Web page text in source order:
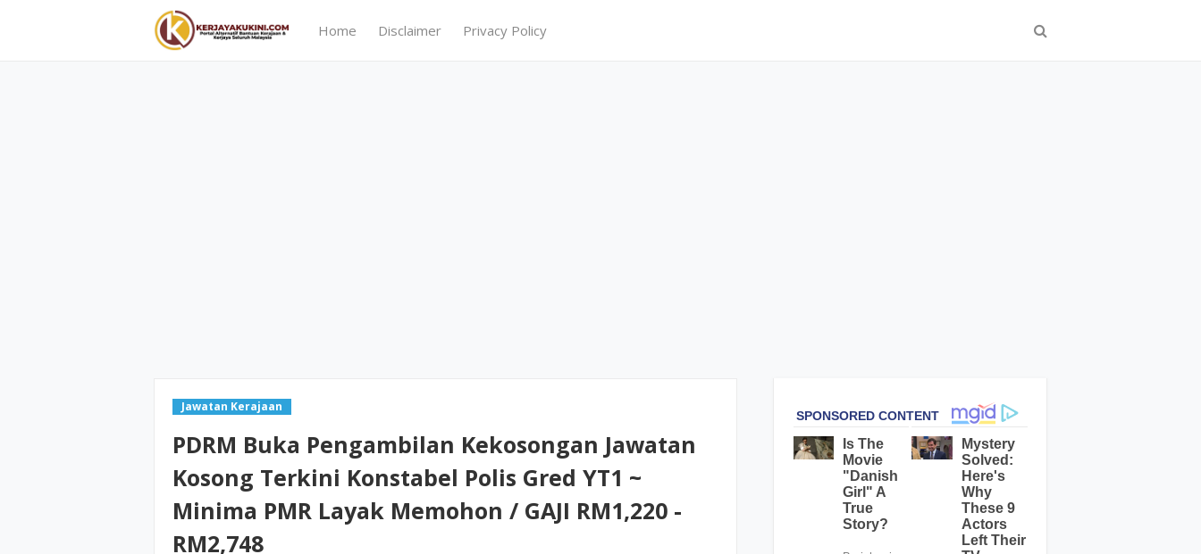
Home Disclaimer Privacy Policy
Jawatan Kerajaan
PDRM Buka Pengambilan Kekosongan Jawatan
Kosong Terkini Konstabel Polis Gred YT1 ~
Minima PMR Layak Memohon / GAJI RM1,220 -
RM2,748